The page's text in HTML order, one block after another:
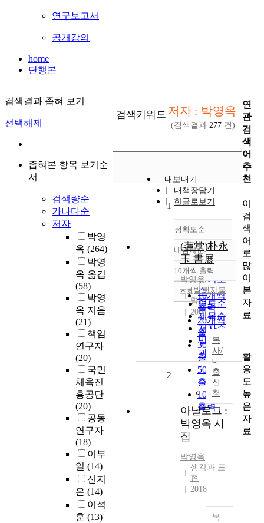
연구보고서
공개강의
home
단행본
검색결과 좁혀 보기
선택해제
좁혀본 항목 보기순
서
검색량순
가나다순
저자
박영
옥 (264)
박영
옥 옮김
(58)
박영
옥 지음
(21)
책임
연구자
(20)
국민
체육진
흥공단
(20)
공동
연구자
(18)
이부
일 (14)
신지
은 (14)
이석
훈 (13)
검색키워드 저자 : 박영옥
(검색결과 277 건)
내보내기
내책장담기
한글로보기
정확도순
정확도
순
인기도
순
연도순
제목순
저자순
발행기
관순
내림차순
내림차순
10개씩 출력
10개씩
출력
20개씩
출력
30개씩
출력
50개씩
출력
100개씩
출력
조회
1
(蓮堂)朴永
玉 書展
박영옥
[발행자불
명]
2004
복
사/
대
출
신
청
2
아날로그 :
박영옥 시
집
박영옥
생각과 표
현
2018
복
연
관
검
색
어
추
천
이
검
색
어
로
많
이
본
자
료
활
용
도
높
은
자
료